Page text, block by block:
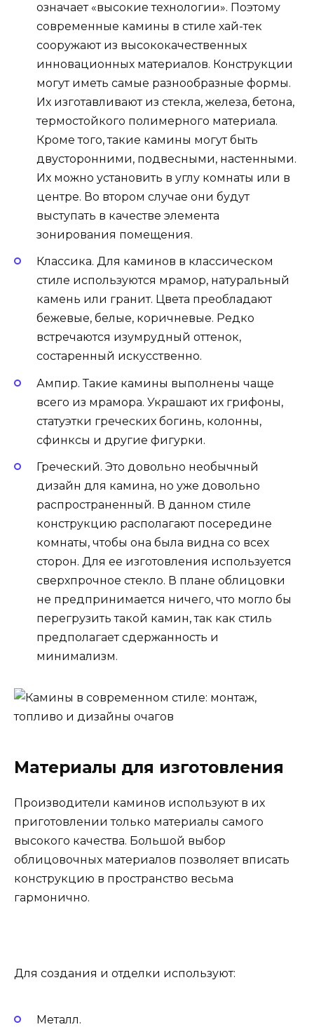
означает «высокие технологии». Поэтому
современные камины в стиле хай-тек
сооружают из высококачественных
инновационных материалов. Конструкции
могут иметь самые разнообразные формы.
Их изготавливают из стекла, железа, бетона,
термостойкого полимерного материала.
Кроме того, такие камины могут быть
двусторонними, подвесными, настенными.
Их можно установить в углу комнаты или в
центре. Во втором случае они будут
выступать в качестве элемента
зонирования помещения.
Классика. Для каминов в классическом
стиле используются мрамор, натуральный
камень или гранит. Цвета преобладают
бежевые, белые, коричневые. Редко
встречаются изумрудный оттенок,
состаренный искусственно.
Ампир. Такие камины выполнены чаще
всего из мрамора. Украшают их грифоны,
статуэтки греческих богинь, колонны,
сфинксы и другие фигурки.
Греческий. Это довольно необычный
дизайн для камина, но уже довольно
распространенный. В данном стиле
конструкцию располагают посередине
комнаты, чтобы она была видна со всех
сторон. Для ее изготовления используется
сверхпрочное стекло. В плане облицовки
не предпринимается ничего, что могло бы
перегрузить такой камин, так как стиль
предполагает сдержанность и
минимализм.
Материалы для изготовления
Производители каминов используют в их
приготовлении только материалы самого
высокого качества. Большой выбор
облицовочных материалов позволяет вписать
конструкцию в пространство весьма
гармонично.
Для создания и отделки используют:
Металл.